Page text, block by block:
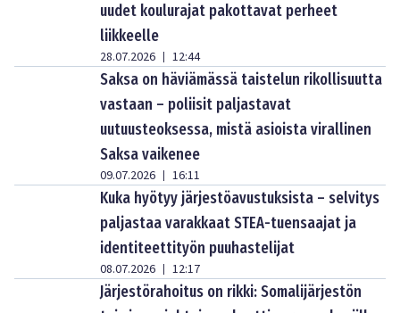
uudet koulurajat pakottavat perheet
liikkeelle
28.07.2026 | 12:44
Saksa on häviämässä taistelun rikollisuutta
vastaan – poliisit paljastavat
uutuusteoksessa, mistä asioista virallinen
Saksa vaikenee
09.07.2026 | 16:11
Kuka hyötyy järjestöavustuksista – selvitys
paljastaa varakkaat STEA-tuensaajat ja
identiteettityön puuhastelijat
08.07.2026 | 12:17
Järjestörahoitus on rikki: Somalijärjestön